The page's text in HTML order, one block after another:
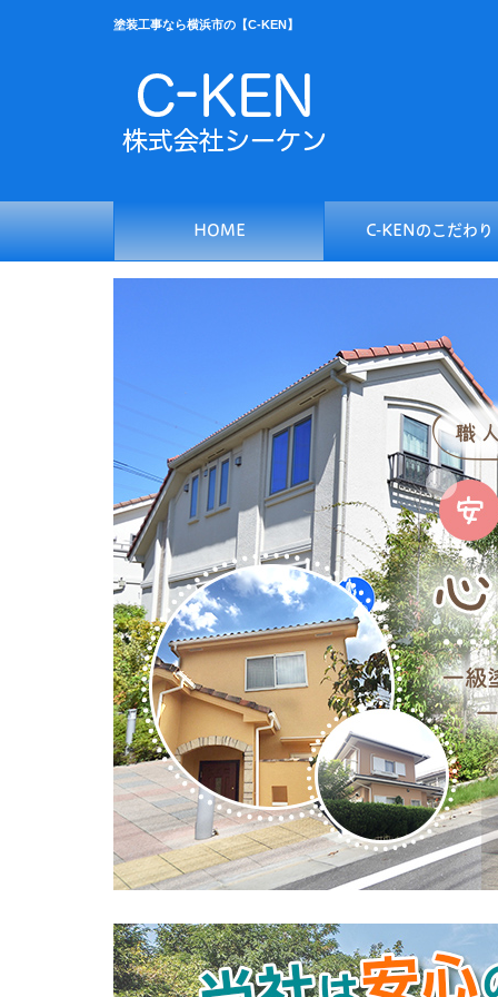
塗装工事なら横浜市の【C-KEN】
HOME C-KENのこだわり